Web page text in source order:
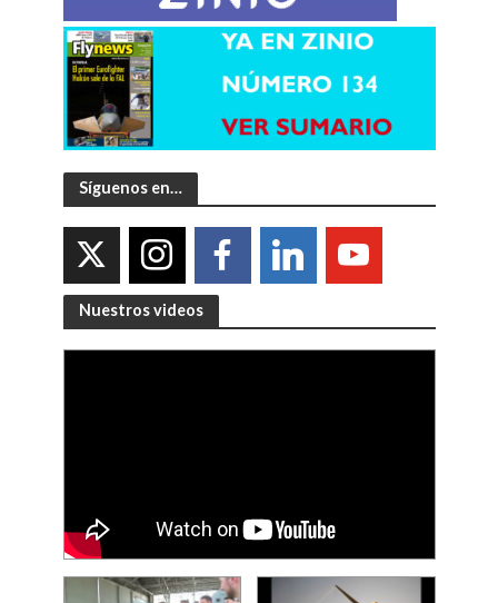
Síguenos en…
Nuestros videos